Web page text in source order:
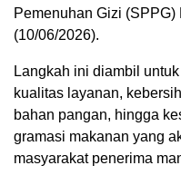
Pemenuhan Gizi
(10/06/2026).
Langkah ini diambil
kualitas layanan,
bahan pangan, hingga
gramasi makanan yang
masyarakat penerima